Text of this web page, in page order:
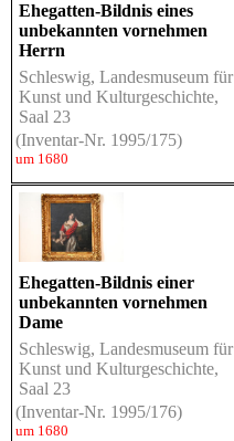
Ehegatten-Bildnis eines
unbekannten vornehmen
Herrn
Schleswig, Landesmuseum für
Kunst und Kulturgeschichte,
Saal 23
(Inventar-Nr. 1995/175)
um 1680
Ehegatten-Bildnis einer
unbekannten vornehmen
Dame
Schleswig, Landesmuseum für
Kunst und Kulturgeschichte,
Saal 23
(Inventar-Nr. 1995/176)
um 1680